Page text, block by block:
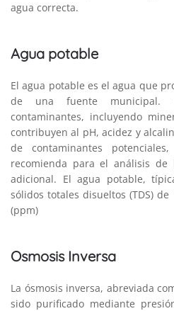
agua correcta.
Agua potable
El agua potable es el agua que
de una fuente municipal.
contaminantes, incluyendo
contribuyen al pH, acidez y
de contaminantes
recomienda para el análisis de
adicional. El agua potable,
sólidos totales disueltos (TDS)
(ppm)
Osmosis Inversa
La ósmosis inversa, abreviada
sido purificado mediante